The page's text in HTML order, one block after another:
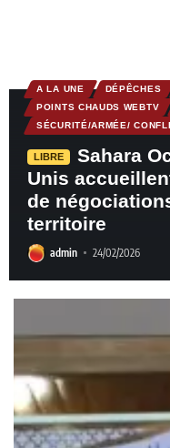
A LA UNE DÉPÊCHES
POINTS CHAUDS WEBTV
SÉCURITÉ/ARMÉE/
LIBRE
Sahara
Unis
de
territoire
admin 24/02/2026